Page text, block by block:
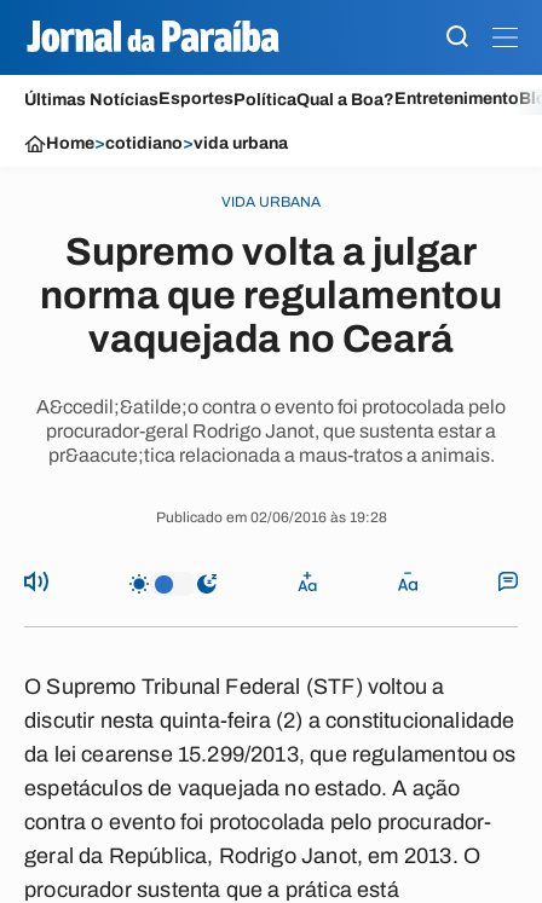
Últimas NotíciasEsportesPolíticaQual a Boa?Entretenimento
Home>cotidiano>vida urbana
VIDA URBANA
Supremo volta a julgar
norma que regulamentou
vaquejada no Ceará
A&ccedil;&atilde;o contra o evento foi protocolada pelo
procurador-geral Rodrigo Janot, que sustenta estar a
pr&aacute;tica relacionada a maus-tratos a animais.
Publicado em 02/06/2016 às 19:28
O Supremo Tribunal Federal (STF) voltou a
discutir nesta quinta-feira (2) a constitucionalidade
da lei cearense 15.299/2013, que regulamentou os
espetáculos de vaquejada no estado. A ação
contra o evento foi protocolada pelo procurador-
geral da República, Rodrigo Janot, em 2013. O
procurador sustenta que a prática está